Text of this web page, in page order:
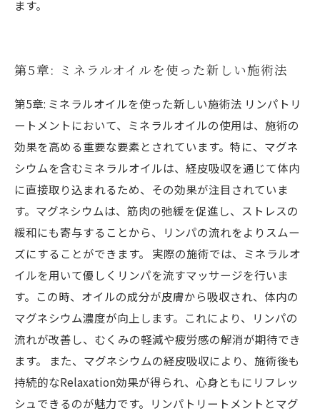
ます。
第5章: ミネラルオイルを使った新しい施術法
第5章: ミネラルオイルを使った新しい施術法 リンパトリ
ートメントにおいて、ミネラルオイルの使用は、施術の
効果を高める重要な要素とされています。特に、マグネ
シウムを含むミネラルオイルは、経皮吸収を通じて体内
に直接取り込まれるため、その効果が注目されていま
す。マグネシウムは、筋肉の弛緩を促進し、ストレスの
緩和にも寄与することから、リンパの流れをよりスムー
ズにすることができます。 実際の施術では、ミネラルオ
イルを用いて優しくリンパを流すマッサージを行いま
す。この時、オイルの成分が皮膚から吸収され、体内の
マグネシウム濃度が向上します。これにより、リンパの
流れが改善し、むくみの軽減や疲労感の解消が期待でき
ます。 また、マグネシウムの経皮吸収により、施術後も
持続的なRelaxation効果が得られ、心身ともにリフレッ
シュできるのが魅力です。リンパトリートメントとマグ